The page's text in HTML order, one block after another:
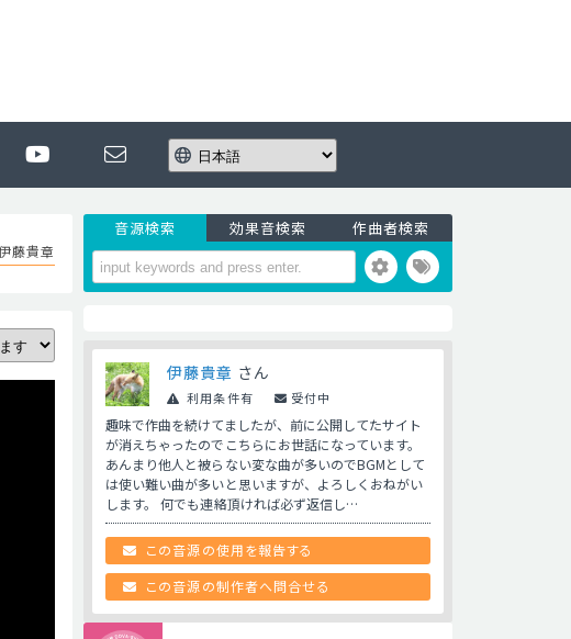
藤貴章
音源検索 効果音検索 作曲者検索
伊藤貴章 さん
利用条件有 受付中
趣味で作曲を続けてましたが、前に公開してたサイト
が消えちゃったのでこちらにお世話になっています。
あんまり他人と被らない変な曲が多いのでBGMとして
は使い難い曲が多いと思いますが、よろしくおねがい
します。 何でも連絡頂ければ必ず返信し…
この音源の使用を報告する
この音源の制作者へ問合せる